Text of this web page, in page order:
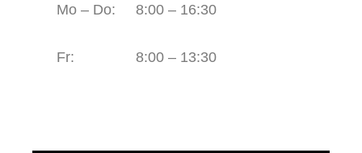
Mo – Do:
Fr:
8:00 – 16:30
8:00 – 13:30